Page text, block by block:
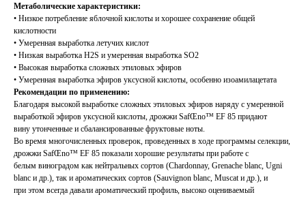
Метаболические характеристики:
• Низкое потребление яблочной кислоты и хорошее сохранение общей
кислотности
• Умеренная выработка летучих кислот
• Низкая выработка H2S и умеренная выработка SO2
• Высокая выработка сложных этиловых эфиров
• Умеренная выработка эфиров уксусной кислоты, особенно изоамилацетата
Рекомендации по применению:
Благодаря высокой выработке сложных этиловых эфиров наряду с умеренной
выработкой эфиров уксусной кислоты, дрожжи SafŒno™ EF 85 придают
вину утонченные и сбалансированные фруктовые ноты.
Во время многочисленных проверок, проведенных в ходе программы селекции,
дрожжи SafŒno™ EF 85 показали хорошие результаты при работе с
белым виноградом как нейтральных сортов (Chardonnay, Grenache blanc, Ugni
blanc и др.), так и ароматических сортов (Sauvignon blanc, Muscat и др.), и
при этом всегда давали ароматический профиль, высоко оцениваемый